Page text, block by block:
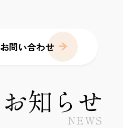
お問い合わせ
お知らせ
NEWS